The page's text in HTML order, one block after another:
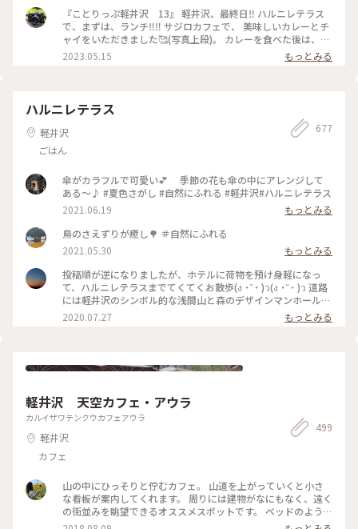
『ことりっぷ軽井沢 13』 軽井沢、最終日‼️ ハルニレテラス
で、まずは、ランチ‼️‼️ サジロカフェで、 美味しいカレーとチ
ャイをいただきました🥰(写真上段)。 カレーを食べた後は、、
ソフトクリーム🍦🤣(写真右下)。 和菓子の【和泉屋 傳兵衛】
さんで販売している、 〘森の花豆ソフトクリーム〙です。 森
たです🥰🥰 【和泉屋 傳兵衛】さんと、 【丸山珈琲】さんで
お土産を買って、 帰宅しました。 本当に、のんびり過ごし
て、 食べて飲んての旅でした😆😆 #私のことりっぷ旅#ことり
っぷ軽井沢#ランチ#カレー#ソフトクリーム#お土産#OPPO撮
影
2023.05.15 もっとみる
ハルニレテラス
軽井沢
ごはん
677
傘がカラフルで可愛い💕 季節の花も傘の中にアレンジして
ある〜♪ #夏色さがし #自然にふれる #軽井沢#ハルニレテラス
2021.06.19
もっとみる
鳥のさえずりが癒し🌳 ＃自然にふれる
2021.05.30
もっとみる
投稿順が逆になりましたが、ホテルに荷物を預け身軽になっ
て、ハルニレテラスまでてくてくお散歩(ง ˙˘˙ )ว(ง ˙˘˙ )ว 道路
には軽井沢のシンボル的な浅間山と森のデザインマンホール❇️
モグモグタイムは川辺のデッキで✨ この川を上流に行くと、
｢野鳥の森｣🌳🌳🌳 こちらの池は、森でのネイチャープログラ
が出来ました🤣 #わたしの旅#涼しげスイーツ #ことりっぷ軽
時間
2020.07.27 もっとみる
軽井沢 天空カフェ・アウラ
カルイザワテンクウカフェアウラ
軽井沢
カフェ
499
山の中にひっそりと佇むカフェ。 山道を上がっていくと小さ
な看板が案内してくれます。 周りには建物がなにもなく、遠く
の街並みを眺望できるオススメスポットです。 ベッドのように
寝転びながらゆったりできる席や綺麗な景色を一望出来るテー